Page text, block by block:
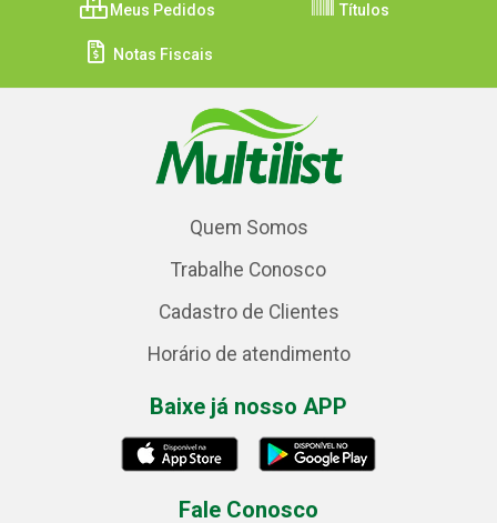
Meus Pedidos Títulos
Notas Fiscais
Quem Somos
Trabalhe Conosco
Cadastro de Clientes
Horário de atendimento
Baixe já nosso APP
Fale Conosco